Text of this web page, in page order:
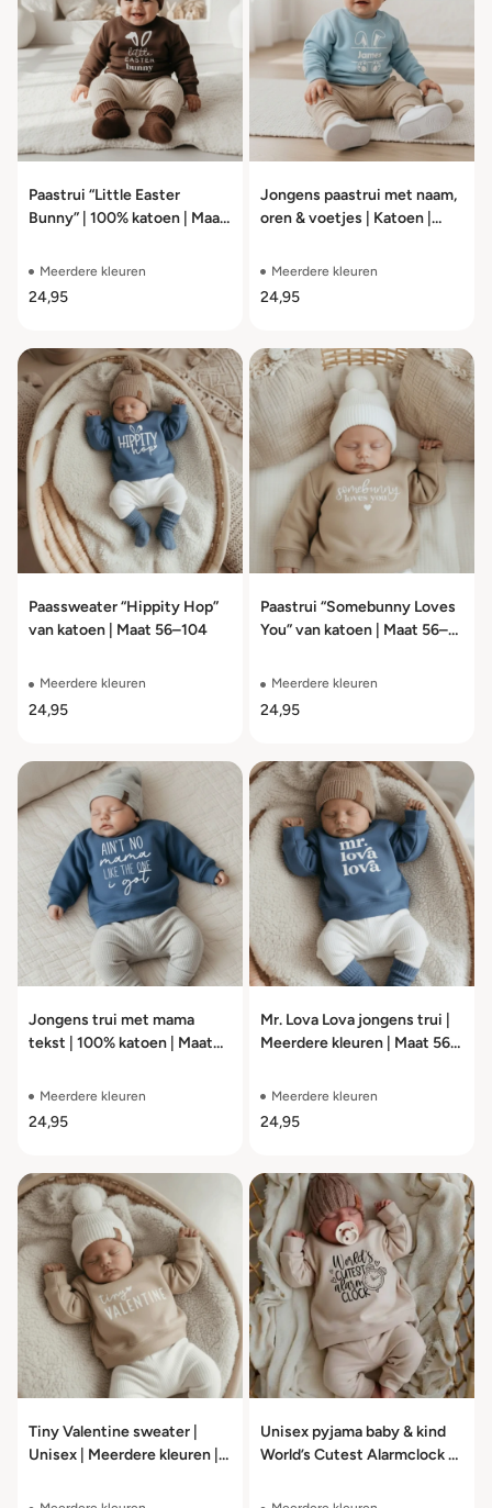
Paastrui “Little Easter
Bunny” | 100% katoen | Maat
Meerdere kleuren
24,95
Jongens paastrui met naam,
oren & voetjes | Katoen |
Meerdere kleuren
24,95
Paassweater “Hippity Hop”
van katoen | Maat 56–104
Meerdere kleuren
24,95
Paastrui “Somebunny Loves
You” van katoen | Maat 56–
Meerdere kleuren
24,95
Jongens trui met mama
tekst | 100% katoen | Maat
Meerdere kleuren
24,95
Mr. Lova Lova jongens trui |
Meerdere kleuren | Maat 56
Meerdere kleuren
24,95
Tiny Valentine sweater |
Unisex | Meerdere kleuren |
Unisex pyjama baby & kind
World’s Cutest Alarmclock –